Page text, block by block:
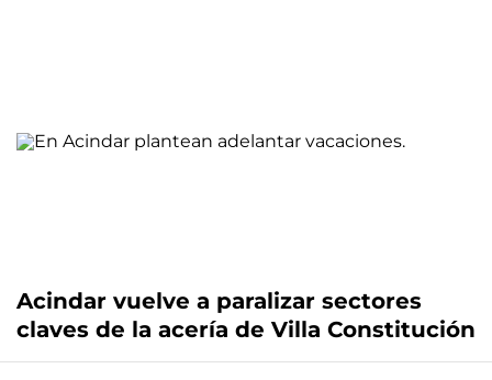
Acindar vuelve a paralizar sectores
claves de la acería de Villa Constitución